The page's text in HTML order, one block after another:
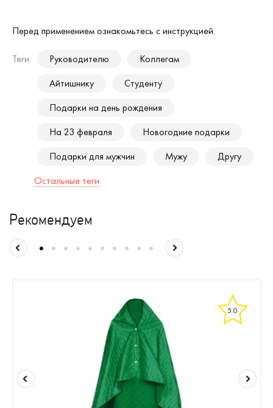
Перед применением ознакомьтесь с инструкцией.
Теги: Руководителю
Коллегам
Айтишнику
Студенту
Подарки на день рождения
На 23 февраля
Новогодние подарки
Подарки для мужчин
Мужу
Другу
Остальные теги
Рекомендуем
5.0